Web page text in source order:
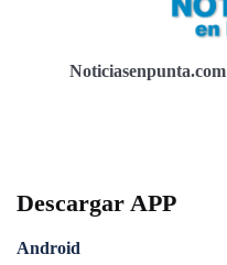
Noticiasenpunta.com
Descargar APP
Android